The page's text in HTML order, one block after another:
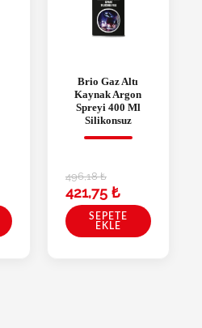
Brio Gaz Altı
Kaynak Argon
Spreyi 400 Ml
Silikonsuz
496,18₺
421,75 ₺
SEPETE
EKLE